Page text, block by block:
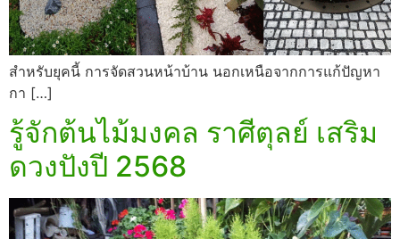
สำหรับยุคนี้ การจัดสวนหน้าบ้าน นอกเหนือจากการแก้ปัญหา
กา […]
รู้จักต้นไม้มงคล ราศีตุลย์ เสริม
ดวงปังปี 2568